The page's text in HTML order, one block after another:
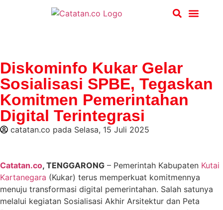
Diskominfo Kukar Gelar
Sosialisasi SPBE, Tegaskan
Komitmen Pemerintahan
Digital Terintegrasi
catatan.co pada Selasa, 15 Juli 2025
Catatan.co, TENGGARONG – Pemerintah Kabupaten Kutai
Kartanegara (Kukar) terus memperkuat komitmennya
menuju transformasi digital pemerintahan. Salah satunya
melalui kegiatan Sosialisasi Akhir Arsitektur dan Peta